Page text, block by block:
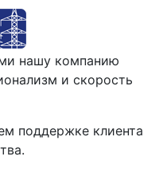
нашу компанию
и скорость
поддержке клиента